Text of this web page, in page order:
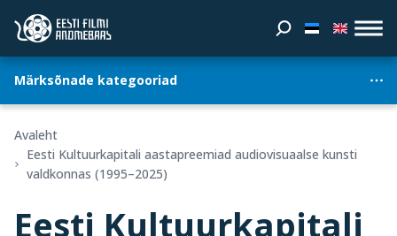
Märksõnade kategooriad
Avaleht
Eesti Kultuurkapitali aastapreemiad audiovisuaalse kunsti
valdkonnas (1995–2025)
Eesti Kultuurkapitali